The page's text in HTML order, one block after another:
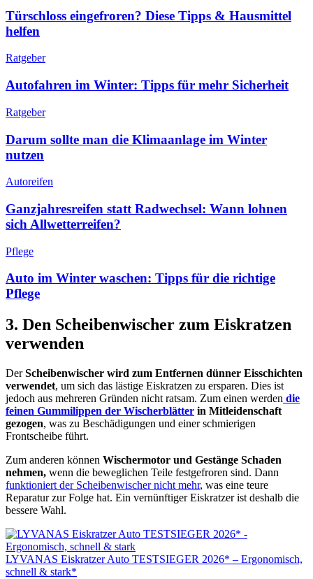
Türschloss eingefroren? Diese Tipps & Hausmittel
helfen
Ratgeber
Autofahren im Winter: Tipps für mehr Sicherheit
Ratgeber
Darum sollte man die Klimaanlage im Winter
nutzen
Autoreifen
Ganzjahresreifen statt Radwechsel: Wann lohnen
sich Allwetterreifen?
Pflege
Auto im Winter waschen: Tipps für die richtige
Pflege
3. Den Scheibenwischer zum Eiskratzen
verwenden
DerScheibenwischer wird zum Entfernen dünner Eisschichten
verwendet, um sich das lästige Eiskratzen zu ersparen. Dies ist
jedoch aus mehreren Gründen nicht ratsam. Zum einen werden die
feinen Gummilippen der Wischerblätter in Mitleidenschaft
gezogen, was zu Beschädigungen und einer schmierigen
Frontscheibe führt.
Zum anderen können Wischermotor und Gestänge Schaden
nehmen, wenn die beweglichen Teile festgefroren sind. Dann
funktioniert der Scheibenwischer nicht mehr, was eine teure
Reparatur zur Folge hat. Ein vernünftiger Eiskratzer ist deshalb die
bessere Wahl.
LYVANAS Eiskratzer Auto TESTSIEGER 2026* – Ergonomisch,
schnell & stark*